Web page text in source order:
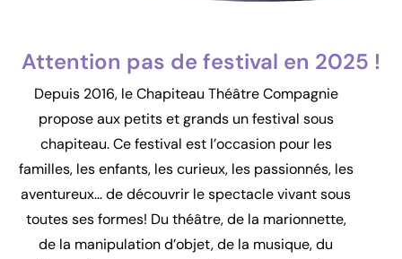
Attention pas de festival en 2025 !
Depuis 2016, le Chapiteau Théâtre Compagnie
propose aux petits et grands un festival sous
chapiteau. Ce festival est l’occasion pour les
familles, les enfants, les curieux, les passionnés, les
aventureux… de découvrir le spectacle vivant sous
toutes ses formes! Du théâtre, de la marionnette,
de la manipulation d’objet, de la musique, du